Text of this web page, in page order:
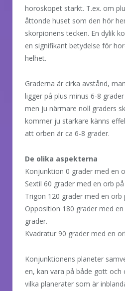
horoskopet starkt. T.ex. om
åttonde huset som den hör
skorpionens tecken. En dylik
en signifikant betydelse för
helhet.
Graderna är cirka avstånd,
ligger på plus minus 6-8
men ju närmare noll graders
kommer ju starkare känns
att orben är ca 6-8 grader.
De olika aspekterna
Konjunktion 0 grader med en
Sextil 60 grader med en orb
Trigon 120 grader med en orb
Opposition 180 grader med
grader.
Kvadratur 90 grader med en
Konjunktionens planeter
en, kan vara på både gott och
vilka planerater som är